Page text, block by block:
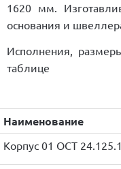
1620 мм.
основания и
Исполнения,
таблице
Наименование
Корпус 01 ОСТ